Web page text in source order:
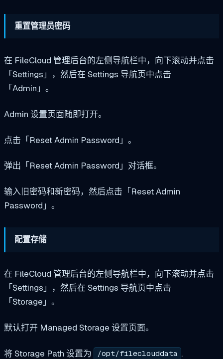
重置管理员密码
在 FileCloud 管理后台的左侧导航栏中，向下滚动并点击
「Settings」，然后在 Settings 导航页中点击
「Admin」。
Admin 设置页面随即打开。
点击「Reset Admin Password」。
弹出「Reset Admin Password」对话框。
输入旧密码和新密码，然后点击「Reset Admin
Password」。
配置存储
在 FileCloud 管理后台的左侧导航栏中，向下滚动并点击
「Settings」，然后在 Settings 导航页中点击
「Storage」。
默认打开 Managed Storage 设置页面。
将 Storage Path 设置为 /opt/fileclouddata .